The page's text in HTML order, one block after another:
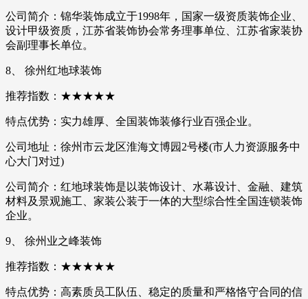
公司简介：锦华装饰成立于1998年，国家一级资质装饰企业、
设计甲级资质，江苏省装饰协会常务理事单位、江苏省家装协
会副理事长单位。
8、 徐州红地球装饰
推荐指数：★★★★★
特点优势：实力雄厚、全国装饰装修行业百强企业。
公司地址：徐州市云龙区淮海文博园2号楼(市人力资源服务中
心大门对过)
公司简介：红地球装饰是以装饰设计、水幕设计、金融、建筑
材料及景观施工、家装公装于一体的大型综合性全国连锁装饰
企业。
9、 徐州业之峰装饰
推荐指数：★★★★★
特点优势：高素质员工队伍、稳定的质量和严格恪守合同的信